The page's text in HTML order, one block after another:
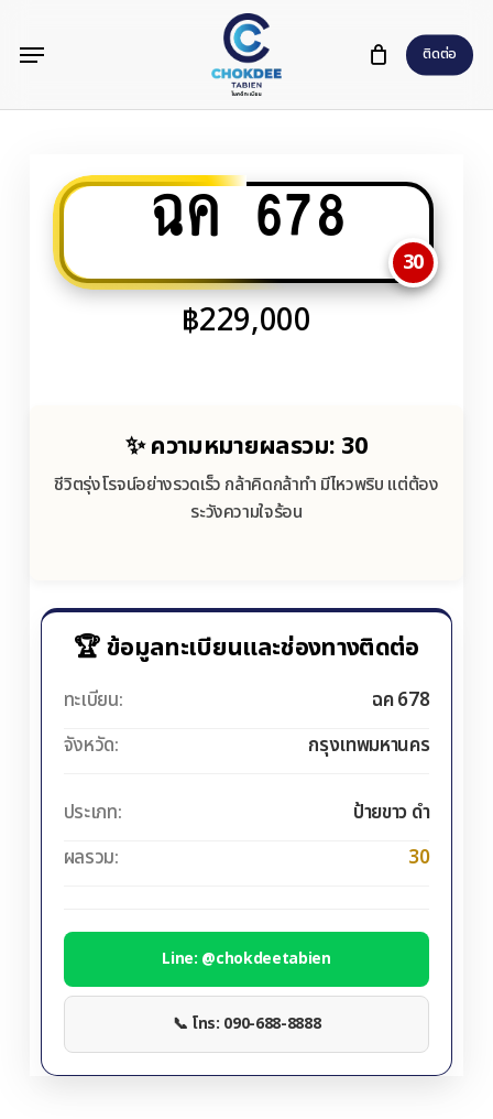
content
ติดต่อ
Menu
ฉค 678
30
฿229,000
✨ ความหมายผลรวม: 30
ชีวิตรุ่งโรจน์อย่างรวดเร็ว กล้าคิดกล้าทำ มีไหวพริบ แต่ต้อง
ระวังความใจร้อน
🏆 ข้อมูลทะเบียนและช่องทางติดต่อ
ทะเบียน:
ฉค 678
จังหวัด:
กรุงเทพมหานคร
ประเภท:
ป้ายขาว ดำ
ผลรวม:
30
Line: @chokdeetabien
📞 โทร: 090-688-8888